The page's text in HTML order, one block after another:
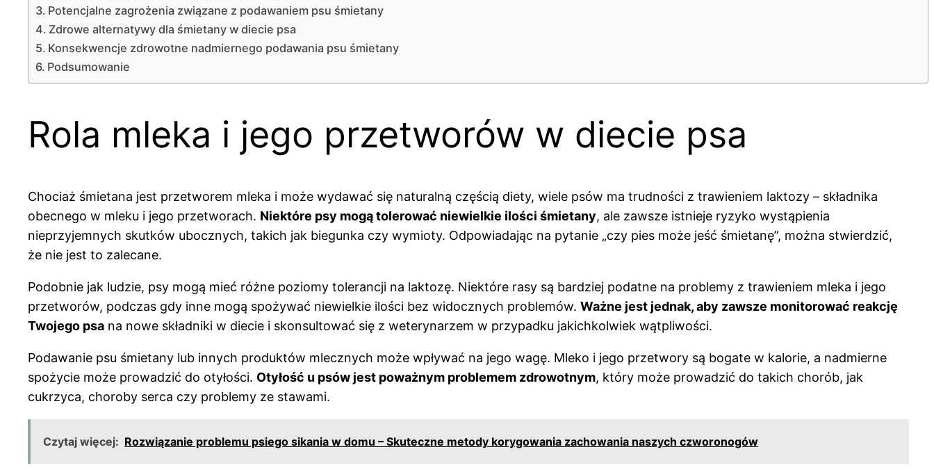
Potencjalne zagrożenia związane z podawaniem psu śmietany
Zdrowe alternatywy dla śmietany w diecie psa
Konsekwencje zdrowotne nadmiernego podawania psu śmietany
Podsumowanie
Rola mleka i jego przetworów w diecie psa
Chociaż śmietana jest przetworem mleka i może wydawać się naturalną częścią diety, wiele psów ma trudności z trawieniem laktozy – składnika
obecnego w mleku i jego przetworach. Niektóre psy mogą tolerować niewielkie ilości śmietany, ale zawsze istnieje ryzyko wystąpienia
nieprzyjemnych skutków ubocznych, takich jak biegunka czy wymioty. Odpowiadając na pytanie „czy pies może jeść śmietanę”, można stwierdzić,
że nie jest to zalecane.
Podobnie jak ludzie, psy mogą mieć różne poziomy tolerancji na laktozę. Niektóre rasy są bardziej podatne na problemy z trawieniem mleka i jego
przetworów, podczas gdy inne mogą spożywać niewielkie ilości bez widocznych problemów. Ważne jest jednak, aby zawsze monitorować reakcję
Twojego psa na nowe składniki w diecie i skonsultować się z weterynarzem w przypadku jakichkolwiek wątpliwości.
Podawanie psu śmietany lub innych produktów mlecznych może wpływać na jego wagę. Mleko i jego przetwory są bogate w kalorie, a nadmierne
spożycie może prowadzić do otyłości. Otyłość u psów jest poważnym problemem zdrowotnym, który może prowadzić do takich chorób, jak
cukrzyca, choroby serca czy problemy ze stawami.
Czytaj więcej: Rozwiązanie problemu psiego sikania w domu – Skuteczne metody korygowania zachowania naszych czworonogów